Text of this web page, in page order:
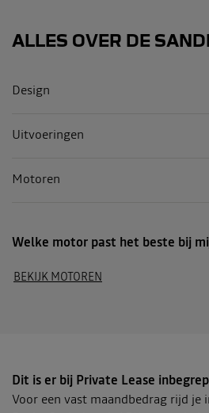
ALLES OVER DE
Design
Uitvoeringen
Motoren
Welke motor past het beste bij
BEKIJK MOTOREN
Dit is er bij Private Lease
Voor een vast maandbedrag rijd je